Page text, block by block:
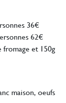
36€
62€
fromage et 150g
maison, oeufs